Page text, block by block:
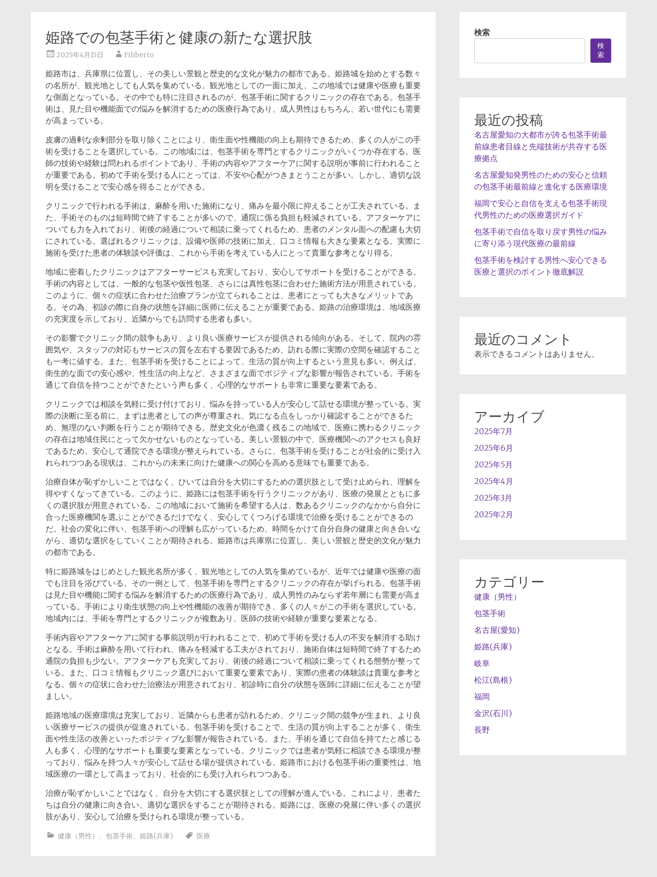
姫路での包茎手術と健康の新たな選択肢
2025年4月15日 Filiberto
姫路市は、兵庫県に位置し、その美しい景観と歴史的な文化が魅力の都市である。 姫路城を始めとする数々
の名所が、観光地としても人気を集めている。観光地としての一面に加え、この地域では健康や医療も重要
な側面となっている。その中でも特に注目されるのが、包茎手術に関するクリニックの存在である。包茎手
術は、見た目や機能面での悩みを解消するための医療行為であり、成人男性はもちろん、若い世代にも需要
が高まっている。
皮膚の過剰な余剰部分を取り除くことにより、衛生面や性機能の向上も期待できるため、多くの人がこの手
術を受けることを選択している。この地域には、包茎手術を専門とするクリニックがいくつか存在する。医
師の技術や経験は問われるポイントであり、手術の内容やアフターケアに関する説明が事前に行われること
が重要である。初めて手術を受ける人にとっては、不安や心配がつきまとうことが多い。しかし、適切な説
明を受けることで安心感を得ることができる。
クリニックで行われる手術は、麻酔を用いた施術になり、痛みを最小限に抑えることが工夫されている。ま
た、手術そのものは短時間で終了することが多いので、通院に係る負担も軽減されている。アフターケアに
ついても力を入れており、術後の経過について相談に乗ってくれるため、患者のメンタル面への配慮も大切
にされている。選ばれるクリニックは、設備や医师の技術に加え、口コミ情報も大きな要素となる。実際に
施術を受けた患者の体験談や評価は、これから手術を考えている人にとって貴重な参考となり得る。
地域に密着したクリニックはアフターサービスも充実しており、安心してサポートを受けることができる。
手術の内容としては、一般的な包茎や仮性包茎、さらには真性包茎に合わせた施術方法が用意されている。
このように、個々の症状に合わせた治療プランが立てられることは、患者にとっても大きなメリットであ
る。その為、初診の際に自身の状態を詳細に医师に伝えることが重要である。姫路の治療環境は、地域医療
の充実度を示しており、近隣からでも訪問する患者も多い。
その影響でクリニック間の競争もあり、より良い医療サービスが提供される傾向がある。そして、院内の雰
囲気や、スタッフの対応もサービスの質を左右する要因であるため、訪れる際に実際の空間を確認すること
も一考に値する。また、包茎手術を受けることによって、生活の質が向上するという意見も多い。例えば、
衛生的な面での安心感や、性生活の向上など、さまざまな面でポジティブな影響が報告されている。手術を
通じて自信を持つことができたという声も多く、心理的なサポートも非常に重要な要素である。
クリニックでは相談を気軽に受け付けており、悩みを持っている人が安心して話せる環境が整っている。実
際の決断に至る前に、まずは患者としての声が尊重され、気になる点をしっかり確認することができるた
め、無理のない判断を行うことが期待できる。歴史文化が色濃く残るこの地域で、医療に携わるクリニック
の存在は地域住民にとって欠かせないものとなっている。美しい景観の中で、医療機関へのアクセスも良好
であるため、安心して通院できる環境が整えられている。さらに、包茎手術を受けることが社会的に受け入
れられつつある現状は、これからの未来に向けた健康への関心を高める意味でも重要である。
治療自体が恥ずかしいことではなく、ひいては自分を大切にするための選択肢として受け止められ、理解を
得やすくなってきている。このように、姫路には包茎手術を行うクリニックがあり、医療の発展とともに多
くの選択肢が用意されている。この地域において施術を希望する人は、数あるクリニックのなかから自分に
合った医療機関を選ぶことができるだけでなく、安心してくつろげる環境で治療を受けることができるの
だ。社会の変化に伴い、包茎手術への理解も広がっているため、時間をかけて自分自身の健康と向き合いな
がら、適切な選択をしていくことが期待される。姫路市は兵庫県に位置し、美しい景観と歴史的文化が魅力
の都市である。
特に姫路城をはじめとした観光名所が多く、観光地としての人気を集めているが、近年では健康や医療の面
でも注目を浴びている。その一例として、包茎手術を専門とするクリニックの存在が挙げられる。包茎手術
は見た目や機能に関する悩みを解消するための医療行為であり、成人男性のみならず若年層にも需要が高ま
っている。手術により衛生状態の向上や性機能の改善が期待でき、多くの人々がこの手術を選択している。
地域内には、手術を専門とするクリニックが複数あり、医師の技術や経験が重要な要素となる。
手術内容やアフターケアに関する事前説明が行われることで、初めて手術を受ける人の不安を解消する助け
となる。手術は麻酔を用いて行われ、痛みを軽減する工夫がされており、施術自体は短時間で終了するため
通院の負担も少ない。アフターケアも充実しており、術後の経過について相談に乗ってくれる態勢が整って
いる。また、口コミ情報もクリニック選びにおいて重要な要素であり、実際の患者の体験談は貴重な参考と
なる。個々の症状に合わせた治療法が用意されており、初診時に自分の状態を医師に詳細に伝えることが望
ましい。
姫路地域の医療環境は充実しており、近隣からも患者が訪れるため、クリニック間の競争が生まれ、より良
い医療サービスの提供が促進されている。包茎手術を受けることで、生活の質が向上することが多く、衛生
面や性生活の改善といったポジティブな影響が報告されている。また、手術を通じて自信を持てたと感じる
人も多く、心理的なサポートも重要な要素となっている。クリニックでは患者が気軽に相談できる環境が整
っており、悩みを持つ人々が安心して話せる場が提供されている。姫路市における包茎手術の重要性は、地
域医療の一環として高まっており、社会的にも受け入れられつつある。
治療が恥ずかしいことではなく、自分を大切にする選択肢としての理解が進んでいる。これにより、患者た
ちは自分の健康に向き合い、適切な選択をすることが期待される。姫路には、医療の発展に伴い多くの選択
肢があり、安心して治療を受けられる環境が整っている。
健康（男性） 、 包茎手術、 姫路(兵庫) 医療
検索
検
索
最近の投稿
名古屋愛知の大都市が誇る包茎手術最
前線患者目線と先端技術が共存する医
療拠点
名古屋愛知発男性のための安心と信頼
の包茎手術最前線と進化する医療環境
福岡で安心と自信を支える包茎手術現
代男性のための医療選択ガイド
包茎手術で自信を取り戻す男性の悩み
に寄り添う現代医療の最前線
包茎手術を検討する男性へ安心できる
医療と選択のポイント徹底解説
最近のコメント
表示できるコメントはありません。
アーカイブ
2025年7月
2025年6月
2025年5月
2025年4月
2025年3月
2025年2月
カテゴリー
健康（男性）
包茎手術
名古屋(愛知)
姫路(兵庫)
岐阜
松江(島根)
福岡
金沢(石川)
長野